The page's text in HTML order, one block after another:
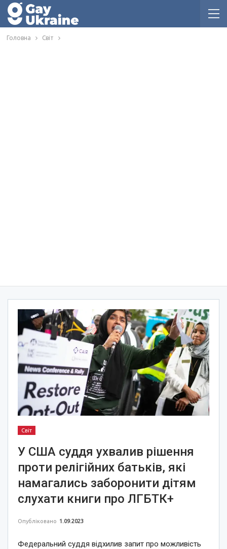
Головна Світ
Світ
У США суддя ухвалив рішення
проти релігійних батьків, які
намагались заборонити дітям
слухати книги про ЛГБТК+
Опубліковано 1.09.2023
Федеральний суддя відхилив запит про можливість